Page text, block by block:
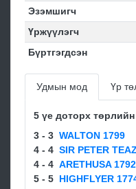
Эзэмшигч
Үржүүлэгч
Бүртгэгдсэн
Удмын мод Үр
5 үе доторх
3 - 3 WALTON 1799
4 - 4 SIR PETER
4 - 4 ARETHUSA 1792
5 - 5 HIGHFLYER